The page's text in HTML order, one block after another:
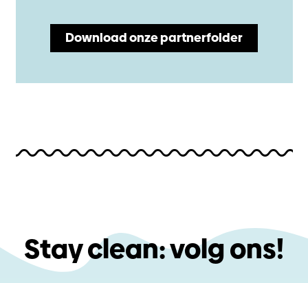
Download onze partnerfolder
Stay clean: volg ons!